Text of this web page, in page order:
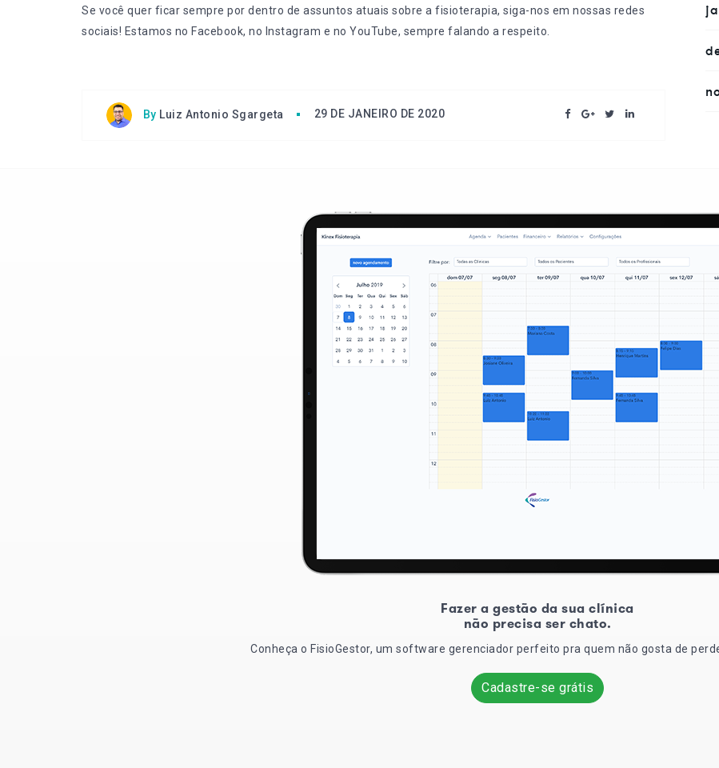
Se você quer ficar sempre por dentro de assuntos atuais sobre a fisioterapia, siga-nos em nossas redes
sociais! Estamos no Facebook, no Instagram e no YouTube, sempre falando a respeito.
By Luiz Antonio Sgargeta 29 DE JANEIRO DE 2020
Fazer a gestão da sua clínica
não precisa ser chato.
Conheça o FisioGestor, um software gerenciador perfeito pra quem não gosta de
Cadastre-se grátis